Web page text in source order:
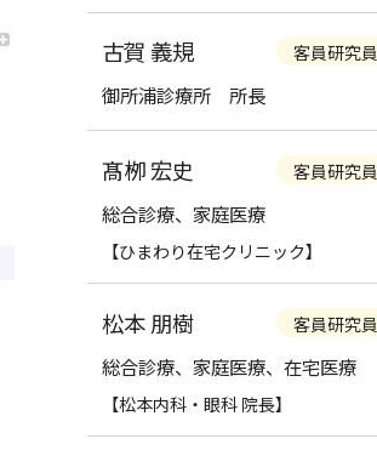
古賀 義規 客員研究員
御所浦診療所 所長
髙栁 宏史 客員研究員
総合診療、家庭医療
【ひまわり在宅クリニック】
松本 朋樹 客員研究員
総合診療、家庭医療、在宅医療
【松本内科・眼科 院長】